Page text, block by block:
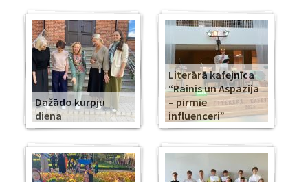
Dažādo kurpju
diena
Literārā kafejnīca
“Rainis un Aspazija
– pirmie
influenceri”